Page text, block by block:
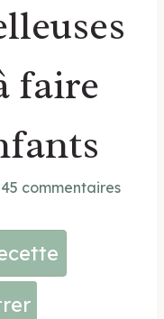
faire
45 commentaires